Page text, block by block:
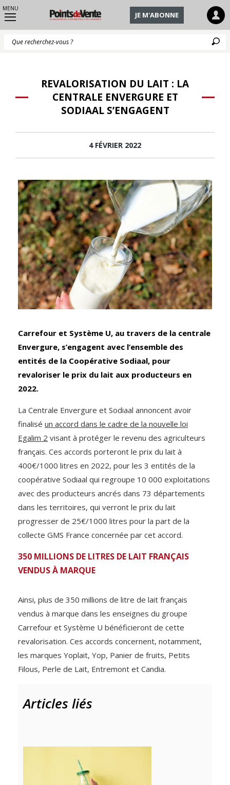
MENU
JE M'ABONNE
REVALORISATION DU LAIT : LA
CENTRALE ENVERGURE ET
SODIAAL S’ENGAGENT
4 FÉVRIER 2022
Carrefour et Système U, au travers de la centrale
Envergure, s’engagent avec l’ensemble des
entités de la Coopérative Sodiaal, pour
revaloriser le prix du lait aux producteurs en
2022.
La Centrale Envergure et Sodiaal annoncent avoir
finalisé un accord dans le cadre de la nouvelle loi
Egalim 2 visant à protéger le revenu des agriculteurs
français. Ces accords porteront le prix du lait à
400€/1000 litres en 2022, pour les 3 entités de la
coopérative Sodiaal qui regroupe 10 000 exploitations
avec des producteurs ancrés dans 73 départements
dans les territoires, qui verront le prix du lait
progresser de 25€/1000 litres pour la part de la
collecte GMS France concernée par cet accord.
350 MILLIONS DE LITRES DE LAIT FRANÇAIS
VENDUS À MARQUE
Ainsi, plus de 350 millions de litre de lait français
vendus à marque dans les enseignes du groupe
Carrefour et Système U bénéficieront de cette
revalorisation. Ces accords concernent, notamment,
les marques Yoplait, Yop, Panier de fruits, Petits
Filous, Perle de Lait, Entremont et Candia.
Articles liés